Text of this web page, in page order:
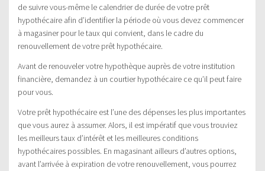
de suivre vous-même le calendrier de durée de votre prêt
hypothécaire afin d’identifier la période où vous devez commencer
à magasiner pour le taux qui convient, dans le cadre du
renouvellement de votre prêt hypothécaire.
Avant de renouveler votre hypothèque auprès de votre institution
financière, demandez à un courtier hypothécaire ce qu’il peut faire
pour vous.
Votre prêt hypothécaire est l’une des dépenses les plus importantes
que vous aurez à assumer. Alors, il est impératif que vous trouviez
les meilleurs taux d’intérêt et les meilleures conditions
hypothécaires possibles. En magasinant ailleurs d’autres options,
avant l’arrivée à expiration de votre renouvellement, vous pourrez